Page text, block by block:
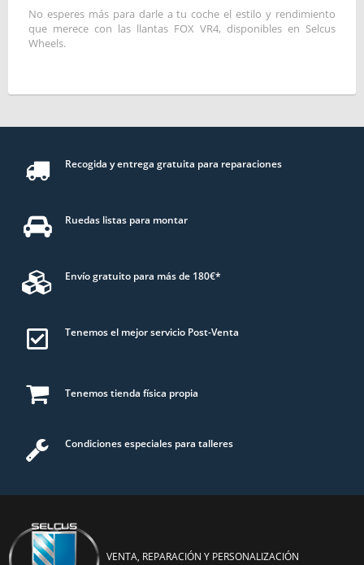
No esperes más para darle a tu coche el estilo y rendimiento
que merece con las llantas FOX VR4, disponibles en Selcus
Wheels.
Recogida y entrega gratuita para reparaciones
Ruedas listas para montar
Envío gratuito para más de 180€*
Tenemos el mejor servicio Post-Venta
Tenemos tienda física propia
Condiciones especiales para talleres
VENTA, REPARACIÓN Y PERSONALIZACIÓN